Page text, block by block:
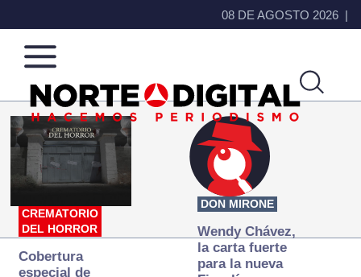
08 DE AGOSTO 2026
Norte
de
Ciudad
Más
que
noticias,
hacemos periodismo
CREMATORIO
DEL HORROR
Cobertura
especial de
DON MIRONE
Wendy Chávez,
la carta fuerte
para la nueva